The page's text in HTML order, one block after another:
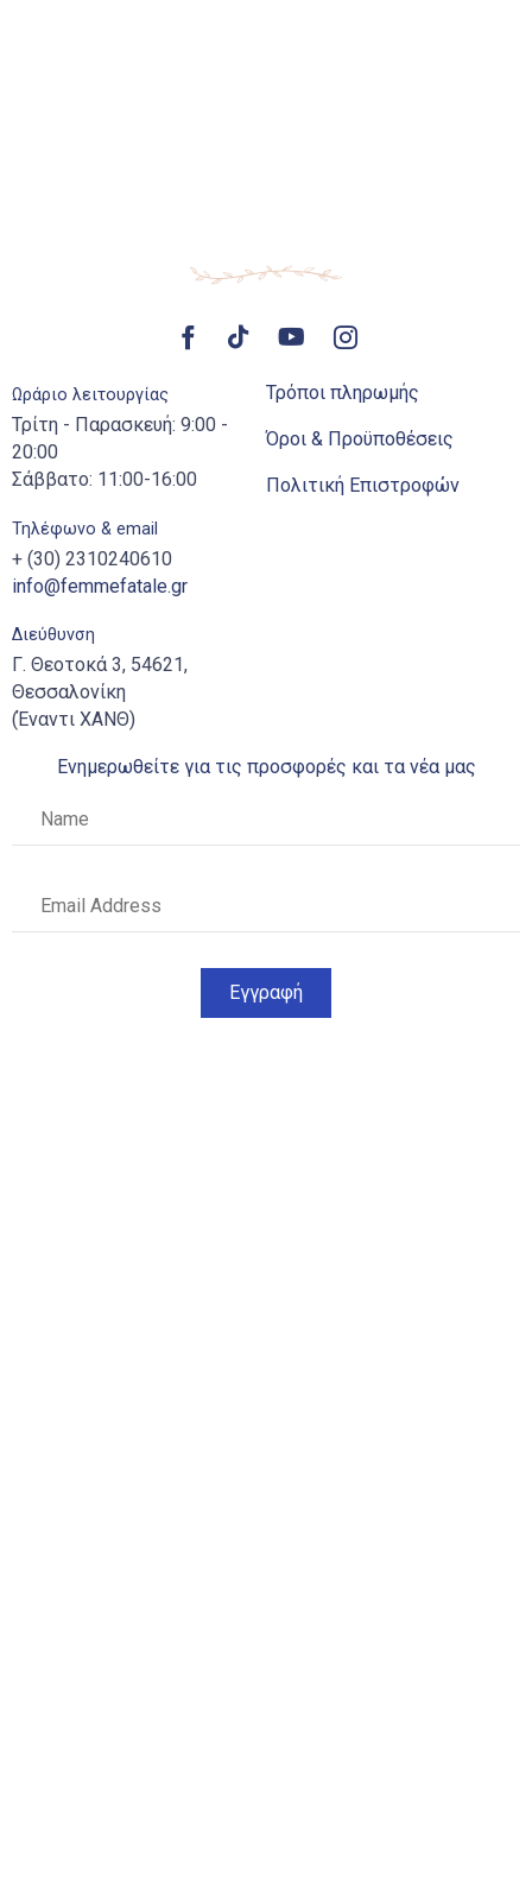
Ωράριο λειτουργίας
Τρίτη - Παρασκευή: 9:00 -
20:00
Σάββατο: 11:00-16:00
Τηλέφωνο & email
+ (30) 2310240610
info@femmefatale.gr
Διεύθυνση
Γ. Θεοτοκά 3, 54621,
Θεσσαλονίκη
(Έναντι ΧΑΝΘ)
Τρόποι πληρωμής
Όροι & Προϋποθέσεις
Πολιτική Επιστροφών
Ενημερωθείτε για τις προσφορές και τα νέα μας
Εγγραφή